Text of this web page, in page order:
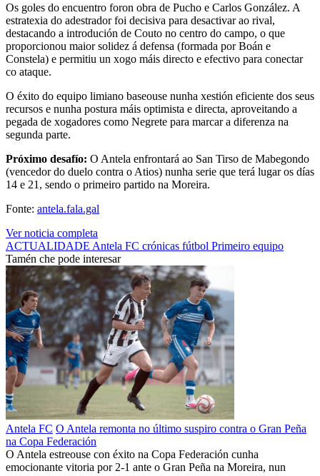
Os goles do encuentro foron obra de Pucho e Carlos González. A
estratexia do adestrador foi decisiva para desactivar ao rival,
destacando a introdución de Couto no centro do campo, o que
proporcionou maior solidez á defensa (formada por Boán e
Constela) e permitiu un xogo máis directo e efectivo para conectar
co ataque.
O éxito do equipo limiano baseouse nunha xestión eficiente dos seus
recursos e nunha postura máis optimista e directa, aproveitando a
pegada de xogadores como Negrete para marcar a diferenza na
segunda parte.
Próximo desafío: O Antela enfrontará ao San Tirso de Mabegondo
(vencedor do duelo contra o Atios) nunha serie que terá lugar os días
14 e 21, sendo o primeiro partido na Moreira.
Fonte: antela.fala.gal
Ver noticia completa
ACTUALIDADE Antela FC crónicas fútbol Primeiro equipo
Tamén che pode interesar
Antela FC O Antela remonta no último suspiro contra o Gran Peña
na Copa Federación
O Antela estreouse con éxito na Copa Federación cunha
emocionante vitoria por 2-1 ante o Gran Peña na Moreira, nun